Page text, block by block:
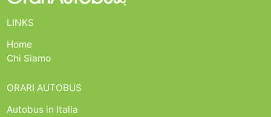
LINKS
Home
Chi Siamo
ORARI AUTOBUS
Autobus in Italia